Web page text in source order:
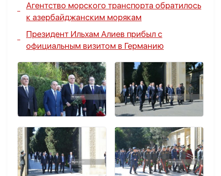
Агентство морского транспорта обратилось
к азербайджанским морякам
Президент Ильхам Алиев прибыл с
официальным визитом в Германию